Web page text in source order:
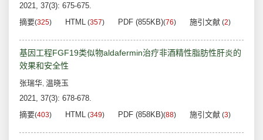
2021, 37(3): 675-675.
摘要(325) HTML (357) PDF (855KB)(76) 施引文献 (2)
基因工程FGF19类似物aldafermin治疗非酒精性脂肪性肝炎的
效果和安全性
张瑞华, 温晓玉
2021, 37(3): 678-678.
摘要(403) HTML (349) PDF (858KB)(88) 施引文献 (3)